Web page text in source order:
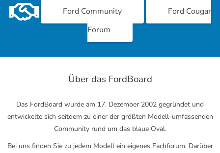
Ford Community
Ford Cougar
Forum
Über das FordBoard
Das FordBoard wurde am 17. Dezember 2002 gegründet und
entwickelte sich seitdem zu einer der größten Modell-umfassenden
Community rund um das blaue Oval.
Bei uns finden Sie zu jedem Modell ein eigenes Fachforum. Darüber